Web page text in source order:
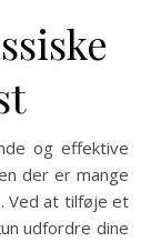
og effektive
der er mange
Ved at tilføje et
udfordre dine